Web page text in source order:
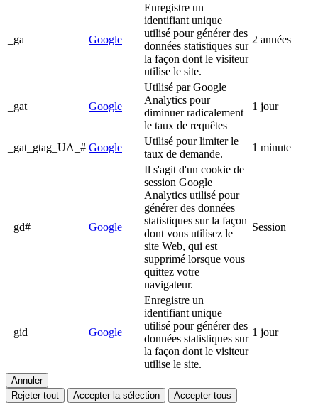
_ga Google
Enregistre un
identifiant unique
utilisé pour générer des
données statistiques sur
la façon dont le visiteur
utilise le site.
2 années
_gat Google
Utilisé par Google
Analytics pour
diminuer radicalement
le taux de requêtes
1 jour
_gat_gtag_UA_# Google
Utilisé pour limiter le
taux de demande.
1 minute
_gd# Google
Il s'agit d'un cookie de
session Google
Analytics utilisé pour
générer des données
statistiques sur la façon
dont vous utilisez le
site Web, qui est
supprimé lorsque vous
quittez votre
navigateur.
Session
_gid Google
Enregistre un
identifiant unique
utilisé pour générer des
données statistiques sur
la façon dont le visiteur
utilise le site.
1 jour
Annuler
Rejeter tout
Accepter la sélection Accepter tous